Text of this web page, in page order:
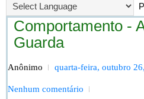
Comportamento -
Guarda
Anônimo quarta-feira, outubro
Nenhum comentário